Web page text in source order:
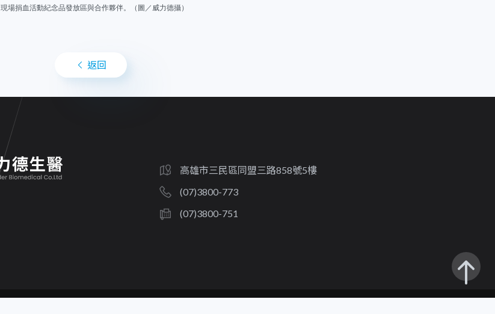
現場捐血活動紀念品發放區與合作夥伴。（圖／威力德攝）
返回
高雄市三民區同盟三路858號5樓
(07)3800-773
(07)3800-751